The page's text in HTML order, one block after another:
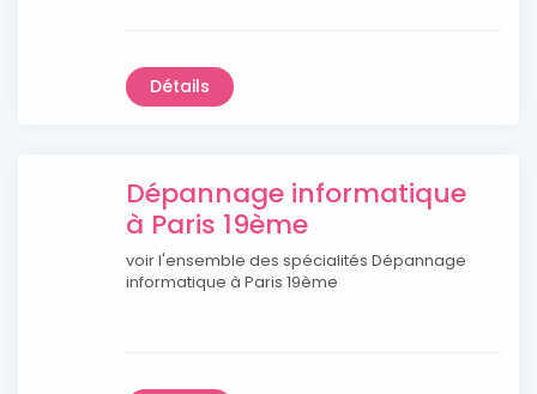
Détails
Dépannage informatique
à Paris 19ème
voir l'ensemble des spécialités Dépannage
informatique à Paris 19ème